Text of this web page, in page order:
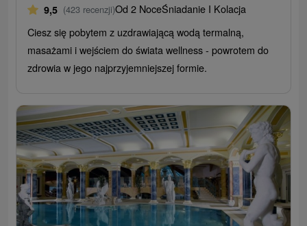
9,5 (423 recenzji)Od 2 NoceŚniadanie I Kolacja
Ciesz się pobytem z uzdrawiającą wodą termalną,
masażami i wejściem do świata wellness - powrotem do
zdrowia w jego najprzyjemniejszej formie.